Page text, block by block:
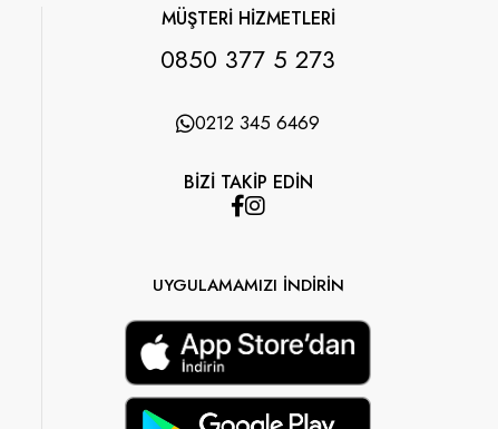
MÜŞTERİ HİZMETLERİ
0850 377 5 273
0212 345 6469
BİZİ TAKİP EDİN
UYGULAMAMIZI İNDİRİN